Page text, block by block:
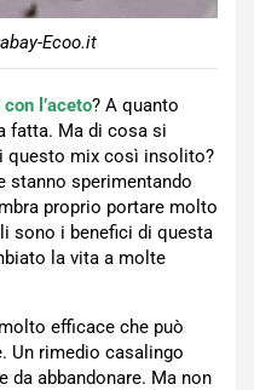
Ecoo.it
l’aceto? A quanto
fatta. Ma di cosa si
questo mix così insolito?
stanno sperimentando
proprio portare molto
sono i benefici di questa
la vita a molte
molto efficace che può
Un rimedio casalingo
da abbandonare. Ma non